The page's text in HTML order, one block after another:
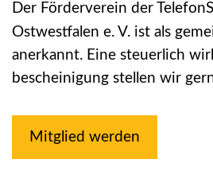
Der Förderverein der
Ostwestfalen e. V. ist als
anerkannt. Eine steuerlich
bescheinigung stellen wir
Mitglied werden